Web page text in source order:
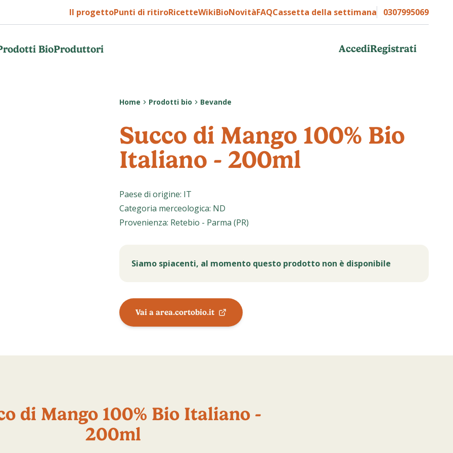
BioProduttori
Il progettoPunti di ritiroRicetteWikiBioNovitàFAQCassetta della settimana 0307995069
AccediRegistrati
Home Prodotti bio Bevande
Succo di Mango 100% Bio
Italiano - 200ml
Paese di origine: IT
Categoria merceologica: ND
Provenienza: Retebio - Parma (PR)
Siamo spiacenti, al momento questo prodotto non è disponibile
Vai a area.cortobio.it
di Mango 100% Bio Italiano -
200ml